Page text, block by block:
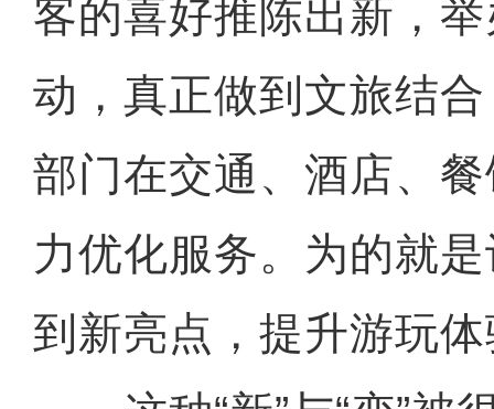
客的喜好推陈出新，
动，真正做到文旅结
部门在交通、酒店、
力优化服务。为的就
到新亮点，提升游玩体